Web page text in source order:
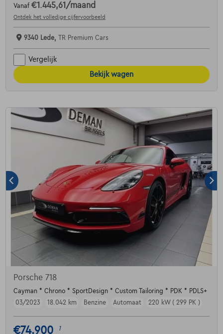
Vanaf €1.445,61 /maand
Ontdek het volledige cijfervoorbeeld
9340 Lede, TR Premium Cars
Vergelijk
Bekijk wagen
Porsche 718
Cayman * Chrono * SportDesign * Custom Tailoring * PDK * PDLS+
03/2023
18.042 km Benzine Automaat 220 kW ( 299 PK )
€74.900 1